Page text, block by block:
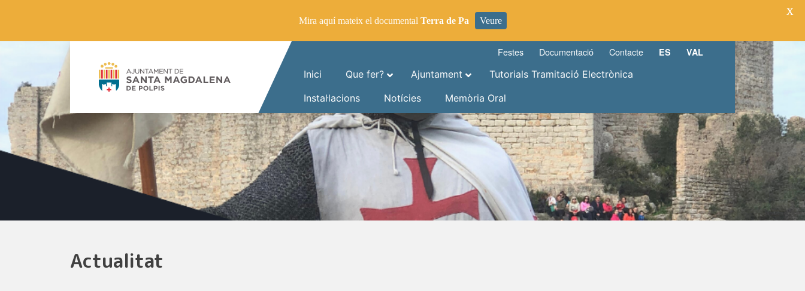
Festes Documentació Contacte ES
VAL
Inici
Que fer? Ajuntament
Tutorials Tramitació Electrònica
Instal·lacions
Notícies Memòria Oral
Actualitat
Mira aquí mateix el documental Terra de Pa Veure
X